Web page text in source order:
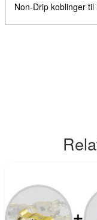
Non-Drip koblinger